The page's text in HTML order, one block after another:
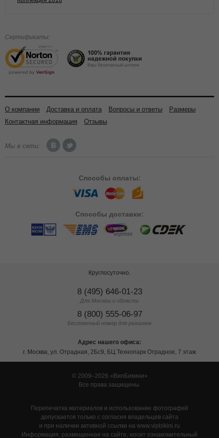
Сертификаты:
О компании Доставка и оплата Вопросы и ответы
Размеры
Контактная информация
Отзывы
Мы в сети:
Способы оплаты:
Способы доставки:
Круглосуточно.
8 (495) 646-01-23
Для Москвы и области
8 (800) 555-06-97
Бесплатный номер для регионов
Адрес нашего офиса:
г. Москва, ул. Отрадная, 2Бс9, БЦ Технопарк Отрадное, 7 этаж
© 2009–2026
ВипБикини
Все права защищены.
Перепечатка материалов и использование фотографий
допускается только с согласия владельцев сайта
и при наличии активной ссылки на www.vipbikini.ru
Информация, размещенная на сайте, носит ознакомительный